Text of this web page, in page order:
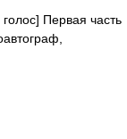
Первая часть